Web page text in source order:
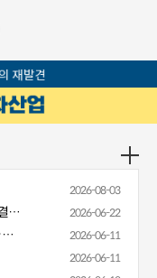
2026-08-03
2026년 제3차 HACCP 교육비 지원사업 선정결과 알림 2026-06-22
2026년 3차 전남농촌융복합산업 인증사업자 HACCP 교육비 지원 안내 2026-06-11
2026-06-11